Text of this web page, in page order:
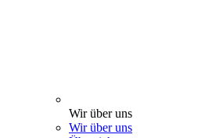
Wir über uns
Wir über uns